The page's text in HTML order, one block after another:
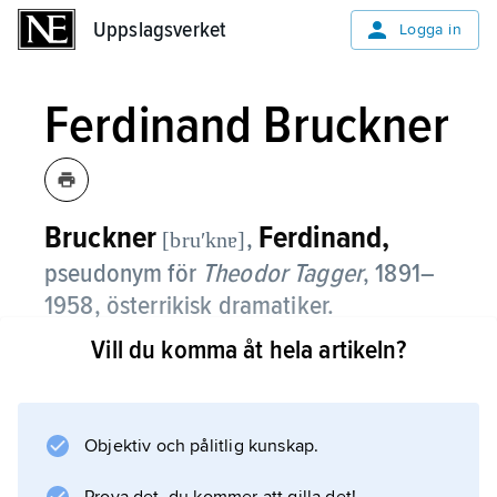
Uppslagsverket Logga in
Ferdinand Bruckner
Bruckner [bruʹknɐ], Ferdinand,
pseudonym för Theodor Tagger, 1891–
1958, österrikisk dramatiker.
Bruckners mest betydelsefulla pjäser, som
Die Verbrecher
Vill du komma åt hela artikeln?
Objektiv och pålitlig kunskap.